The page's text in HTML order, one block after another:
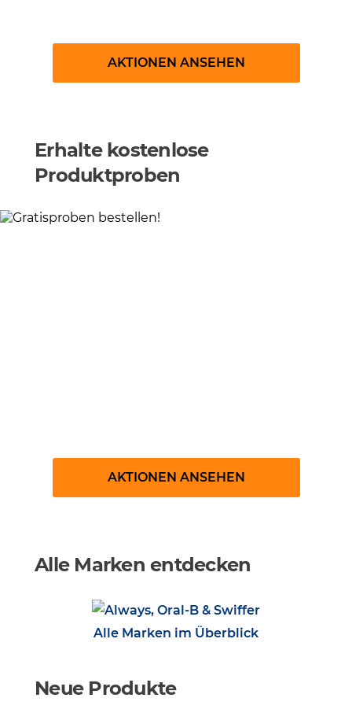
AKTIONEN ANSEHEN
Erhalte kostenlose
Produktproben
AKTIONEN ANSEHEN
Alle Marken entdecken
Alle Marken im Überblick
Neue Produkte